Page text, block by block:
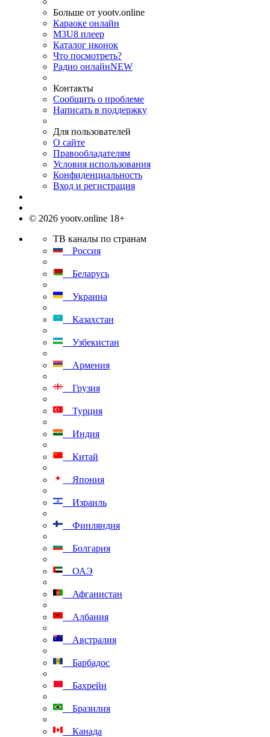
Больше от yootv.online
Караоке онлайн
M3U8 плеер
Каталог иконок
Что посмотреть?
Радио онлайнNEW
Контакты
Сообщить о проблеме
Написать в поддержку
Для пользователей
О сайте
Правообладателям
Условия использования
Конфиденциальность
Вход и регистрация
© 2026 yootv.online 18+
ТВ каналы по странам
Россия
Беларусь
Украина
Казахстан
Узбекистан
Армения
Грузия
Турция
Индия
Китай
Япония
Израиль
Финляндия
Болгария
ОАЭ
Афганистан
Албания
Австралия
Барбадос
Бахрейн
Бразилия
Канада